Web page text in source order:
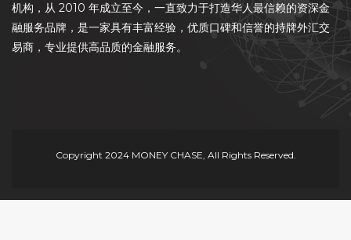
机构，从 2010 年成立至今，一直致力于打造华人最信赖的资深金
融服务品牌，是一家具有丰富经验，优质口碑和信誉的持牌外汇交
易商，专业提供高品质的金融服务。
Copyright 2024 MONEY CHASE, All Rights Reserved.